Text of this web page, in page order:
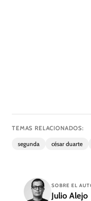
TEMAS RELACIONADOS:
segunda césar duarte
SOBRE EL
Julio Alejo